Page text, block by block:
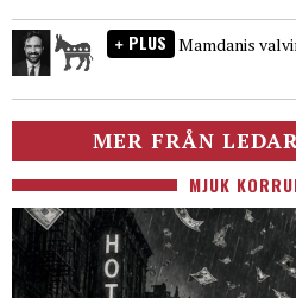
PLUS Mamdanis
MER FRÅN
MJUK